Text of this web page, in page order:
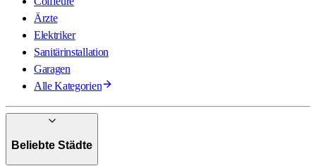
Ärzte
Elektriker
Sanitärinstallation
Garagen
Alle Kategorien
Beliebte Städte